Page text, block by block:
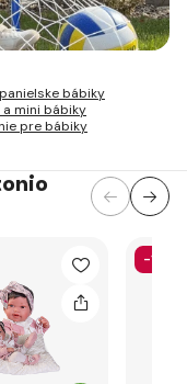
bábiky
mini bábiky
pre bábiky
-16%